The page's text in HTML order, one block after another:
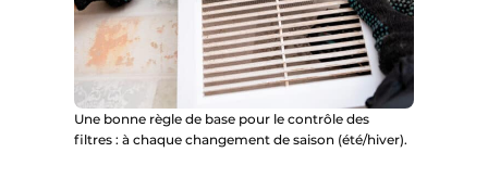
Une bonne règle de base pour le contrôle des
filtres : à chaque changement de saison (été/hiver).